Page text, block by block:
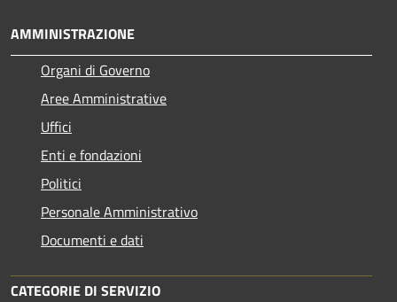
AMMINISTRAZIONE
Organi di Governo
Aree Amministrative
Uffici
Enti e fondazioni
Politici
Personale Amministrativo
Documenti e dati
CATEGORIE DI SERVIZIO